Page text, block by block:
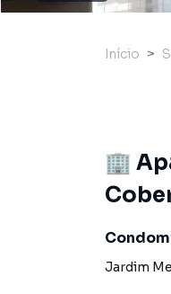
Início
🏢
Jardim